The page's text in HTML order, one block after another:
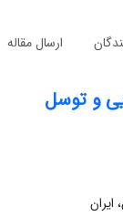
ارسال مقاله
و توسل
ایران